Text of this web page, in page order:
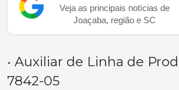
Veja as principais notícias de
Joaçaba, região e SC
• Auxiliar de Linha de
7842-05